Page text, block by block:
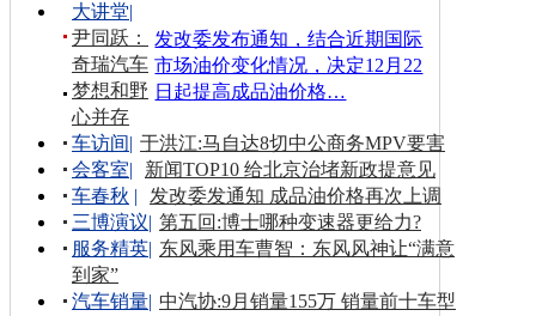
发改委发布通知，结合近期国际
市场油价变化情况，决定12月22
日起提高成品油价格…
大讲堂|
尹同跃：
奇瑞汽车
梦想和野
心并存
车访间| 于洪江:马自达8切中公商务MPV要害
会客室|
新闻TOP10 给北京治堵新政提意见
车春秋 |
发改委发通知 成品油价格再次上调
三博演议| 第五回:博士哪种变速器更给力?
服务精英| 东风乘用车曹智：东风风神让“满意
到家”
汽车销量| 中汽协:9月销量155万 销量前十车型